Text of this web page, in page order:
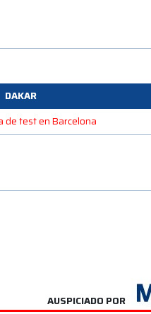
DAKAR
de test en Barcelona
AUSPICIADO POR